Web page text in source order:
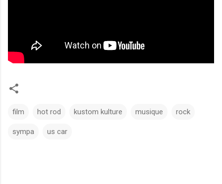
film hot rod kustom kulture musique rock
sympa us car